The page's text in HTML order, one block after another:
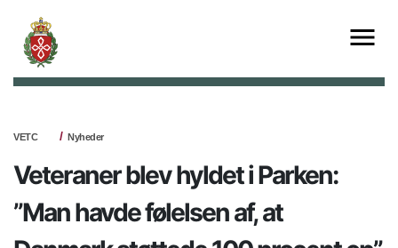
VETC Nyheder
Veteraner blev hyldet i Parken:
”Man havde følelsen af, at